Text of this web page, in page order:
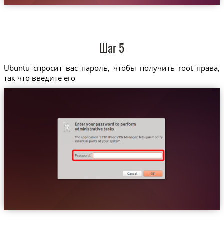
Шаг 5
Ubuntu спросит вас пароль, чтобы получить root права,
так что введите его